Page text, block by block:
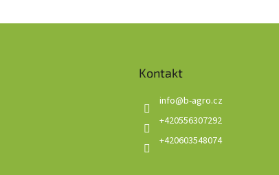
Kontakt
info@b-agro.cz
+420556307292
+420603548074